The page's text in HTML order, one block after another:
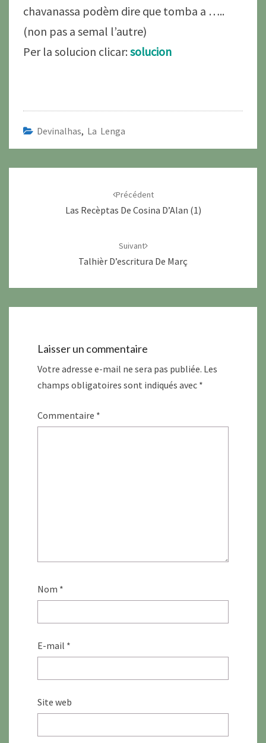
chavanassa podèm dire que tomba a …..
(non pas a semal l’autre)
Per la solucion clicar: solucion
Devinalhas, La Lenga
Précédent
Las Recèptas De Cosina D’Alan (1)
Suivant
Talhièr D’escritura De Març
Laisser un commentaire
Votre adresse e-mail ne sera pas publiée. Les
champs obligatoires sont indiqués avec *
Commentaire *
Nom *
E-mail *
Site web